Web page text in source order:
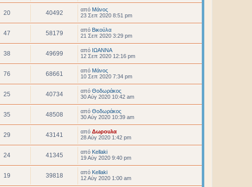
20 40492 από Μάνος
23 Σεπ 2020 8:51 pm
47 58179 από Βικούλα
21 Σεπ 2020 3:29 pm
38 49699 από ΙΩΑΝΝΑ
12 Σεπ 2020 12:16 pm
76 68661 από Μάνος
10 Σεπ 2020 7:34 pm
25 40734 από Θοδωράκος
30 Αύγ 2020 10:42 am
35 48508 από Θοδωράκος
30 Αύγ 2020 10:39 am
29 43141 από Δωρουλα
28 Αύγ 2020 1:42 pm
24 41345 από Kellaki
19 Αύγ 2020 9:40 pm
19 39818 από Kellaki
12 Αύγ 2020 1:00 am